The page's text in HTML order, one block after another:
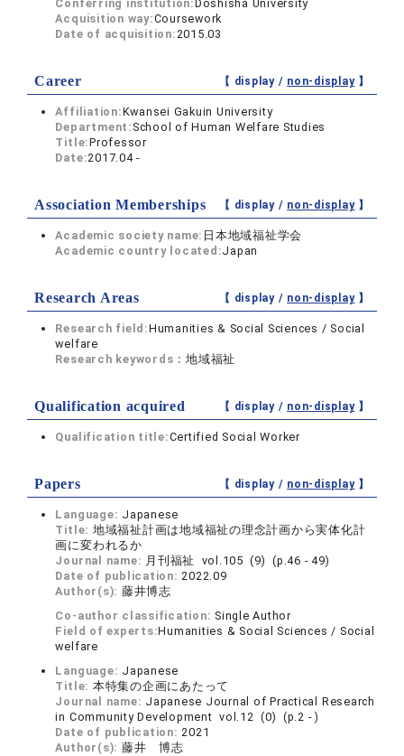
Conferring institution: Doshisha University
Acquisition way:Coursework
Date of acquisition:2015.03
Career 【 display / non-display】
Affiliation:Kwansei Gakuin University
Department: School of Human Welfare Studies
Title:Professor
Date:2017.04 -
Association Memberships 【 display / non-display】
Academic society name: 日本地域福祉学会
Academic country located:Japan
Research Areas 【 display / non-display】
Research field:Humanities & Social Sciences / Social
welfare
Research keywords：地域福祉
Qualification acquired 【 display / non-display】
Qualification title:Certified Social Worker
Papers 【 display / non-display】
Language: Japanese
Title: 地域福祉計画は地域福祉の理念計画から実体化計
画に変われるか
Journal name: 月刊福祉 vol.105 (9) (p.46 - 49)
Date of publication:2022.09
Author(s): 藤井博志
Co-author classification: Single Author
Field of experts:Humanities & Social Sciences / Social
welfare
Language: Japanese
Title: 本特集の企画にあたって
Journal name: Japanese Journal of Practical Research
in Community Development vol.12 (0) (p.2 - )
Date of publication:2021
Author(s): 藤井 博志